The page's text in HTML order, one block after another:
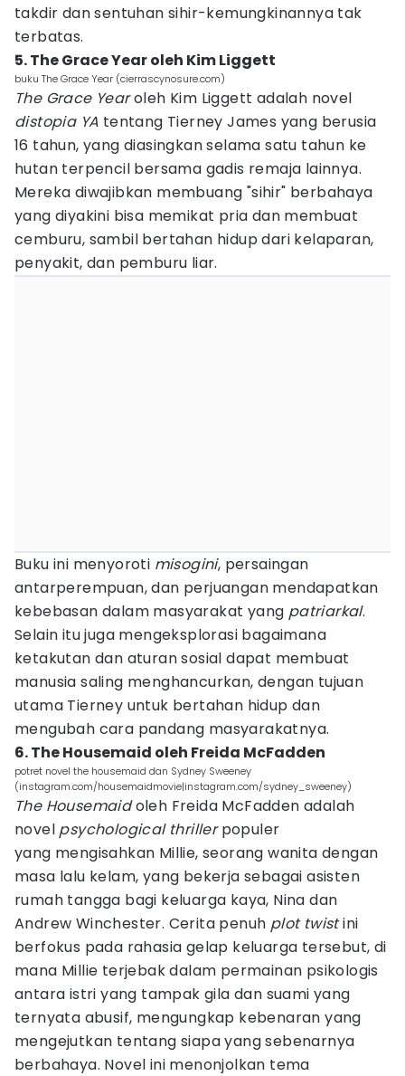
takdir dan sentuhan sihir-kemungkinannya tak
terbatas.
5. The Grace Year oleh Kim Liggett
buku The Grace Year (cierrascynosure.com)
The Grace Yearoleh Kim Liggett adalah novel
distopia YA tentang Tierney James yang berusia
16 tahun, yang diasingkan selama satu tahun ke
hutan terpencil bersama gadis remaja lainnya.
Mereka diwajibkan membuang "sihir" berbahaya
yang diyakini bisa memikat pria dan membuat
cemburu, sambil bertahan hidup dari kelaparan,
penyakit, dan pemburu liar.
Buku ini menyoroti misogini, persaingan
antarperempuan, dan perjuangan mendapatkan
kebebasan dalam masyarakat yang patriarkal.
Selain itu juga mengeksplorasi bagaimana
ketakutan dan aturan sosial dapat membuat
manusia saling menghancurkan, dengan tujuan
utama Tierney untuk bertahan hidup dan
mengubah cara pandang masyarakatnya.
6. The Housemaid oleh Freida McFadden
potret novel the housemaid dan Sydney Sweeney
(instagram.com/housemaidmovie|instagram.com/sydney_sweeney)
The Housemaidoleh Freida McFadden adalah
novel psychological thrillerpopuler
yang mengisahkan Millie, seorang wanita dengan
masa lalu kelam, yang bekerja sebagai asisten
rumah tangga bagi keluarga kaya, Nina dan
Andrew Winchester. Cerita penuh plot twistini
berfokus pada rahasia gelap keluarga tersebut, di
mana Millie terjebak dalam permainan psikologis
antara istri yang tampak gila dan suami yang
ternyata abusif, mengungkap kebenaran yang
mengejutkan tentang siapa yang sebenarnya
berbahaya. Novel ini menonjolkan tema